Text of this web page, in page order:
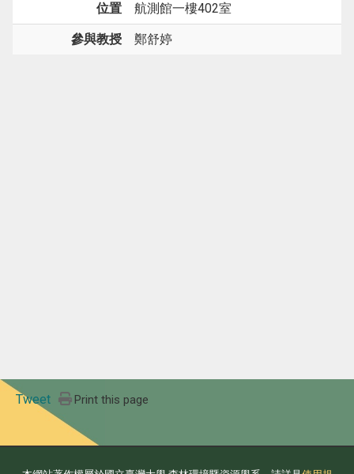
位置 航測館一樓402室
參與教授 鄭舒婷
Tweet Print this page